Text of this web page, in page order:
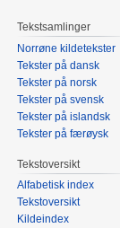
Tekstsamlinger
Norrøne kildetekster
Tekster på dansk
Tekster på norsk
Tekster på svensk
Tekster på islandsk
Tekster på færøysk
Tekstoversikt
Alfabetisk index
Tekstoversikt
Kildeindex